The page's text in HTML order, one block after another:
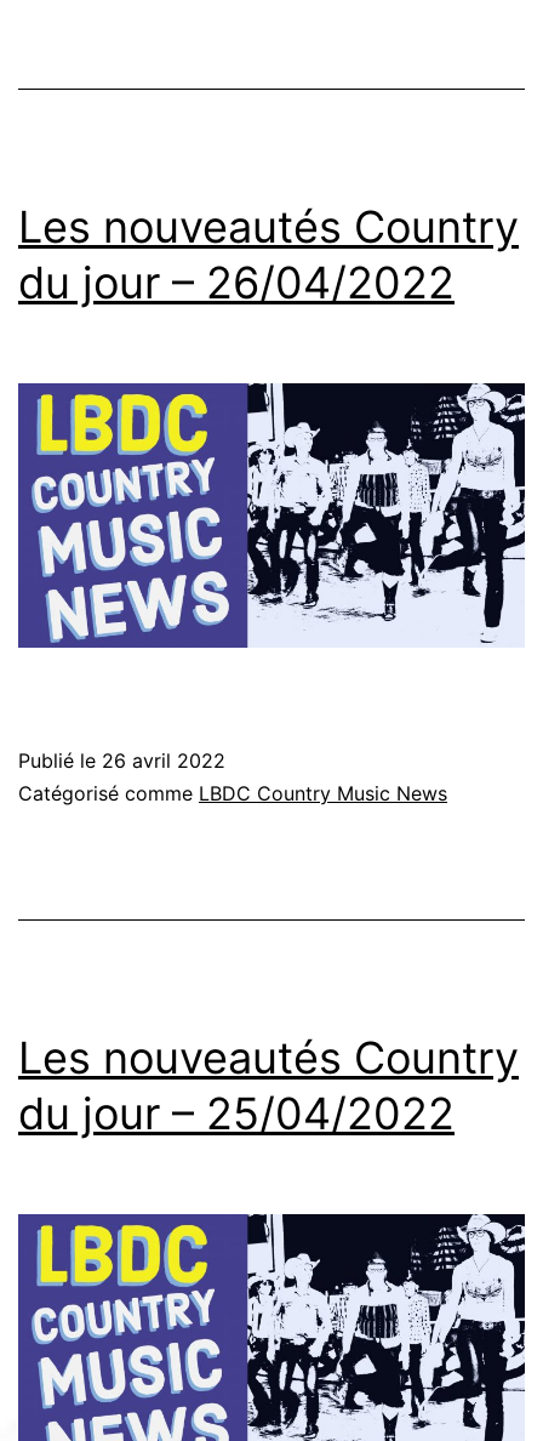
Les nouveautés Country
du jour – 26/04/2022
Publié le 26 avril 2022
Catégorisé comme LBDC Country Music News
Les nouveautés Country
du jour – 25/04/2022